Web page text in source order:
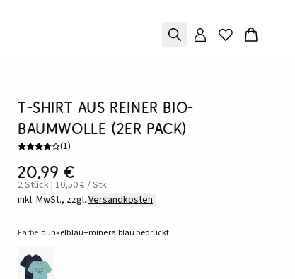
T-Shirt aus reiner Bio-
Baumwolle (2er Pack)
(1)
20,99 €
2 Stück | 10,50 € / Stk.
inkl. MwSt., zzgl. Versandkosten
Farbe:dunkelblau+mineralblau bedruckt